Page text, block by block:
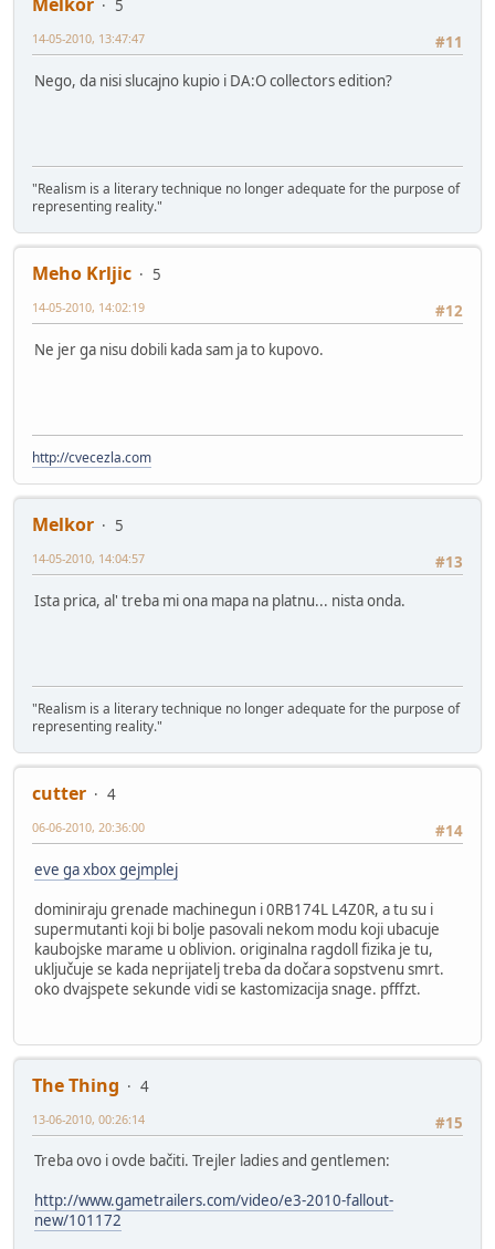
Melkor
5
#11
14-05-2010, 13:47:47
Nego, da nisi slucajno kupio i DA:O collectors edition?
"Realism is a literary technique no longer adequate for the purpose of
representing reality."
Meho Krljic
5
#12
14-05-2010, 14:02:19
Ne jer ga nisu dobili kada sam ja to kupovo.
http://cvecezla.com
Melkor
5
#13
14-05-2010, 14:04:57
Ista prica, al' treba mi ona mapa na platnu... nista onda.
"Realism is a literary technique no longer adequate for the purpose of
representing reality."
cutter
4
#14
06-06-2010, 20:36:00
eve ga xbox gejmplej
dominiraju grenade machinegun i 0RB174L L4Z0R, a tu su i
supermutanti koji bi bolje pasovali nekom modu koji ubacuje
kaubojske marame u oblivion. originalna ragdoll fizika je tu,
uključuje se kada neprijatelj treba da dočara sopstvenu smrt.
oko dvajspete sekunde vidi se kastomizacija snage. pfffzt.
The Thing
4
#15
13-06-2010, 00:26:14
Treba ovo i ovde bačiti. Trejler ladies and gentlemen:
http://www.gametrailers.com/video/e3-2010-fallout-
new/101172